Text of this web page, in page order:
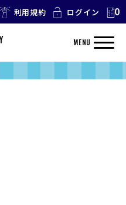
利用規約 ログイン 0
MENU